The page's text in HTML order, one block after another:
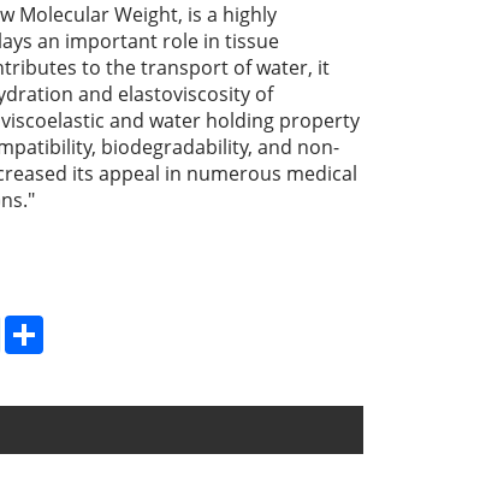
Molecular Weight, is a highly
an important role in tissue
to the transport of water, it
and elastoviscosity of
and water holding property
biodegradability, and non-
its appeal in numerous medical
LinkedInShare